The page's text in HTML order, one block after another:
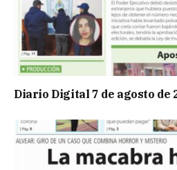
Diario Digital 7 de agosto de